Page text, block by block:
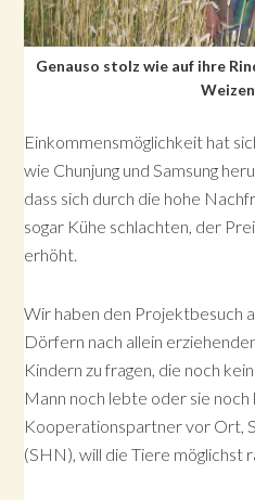
Genauso stolz wie auf ihre
Einkommensmöglichkeit hat
wie Chunjung und Samsung
dass sich durch die hohe
sogar Kühe schlachten, der
erhöht.
Wir haben den Projektbesuch
Dörfern nach allein
Kindern zu fragen, die noch
Mann noch lebte oder sie
Kooperationspartner vor Ort,
(SHN), will die Tiere möglichst